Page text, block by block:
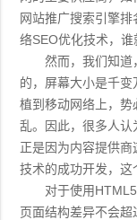
网站推广搜索引擎
络SEO优化技术，谁
然而，我们知道
的，屏幕大小是千
植到移动网络上，
乱。因此，很多人
正是因为内容提供
技术的成功开发，这
对于使用
页面结构差异不会